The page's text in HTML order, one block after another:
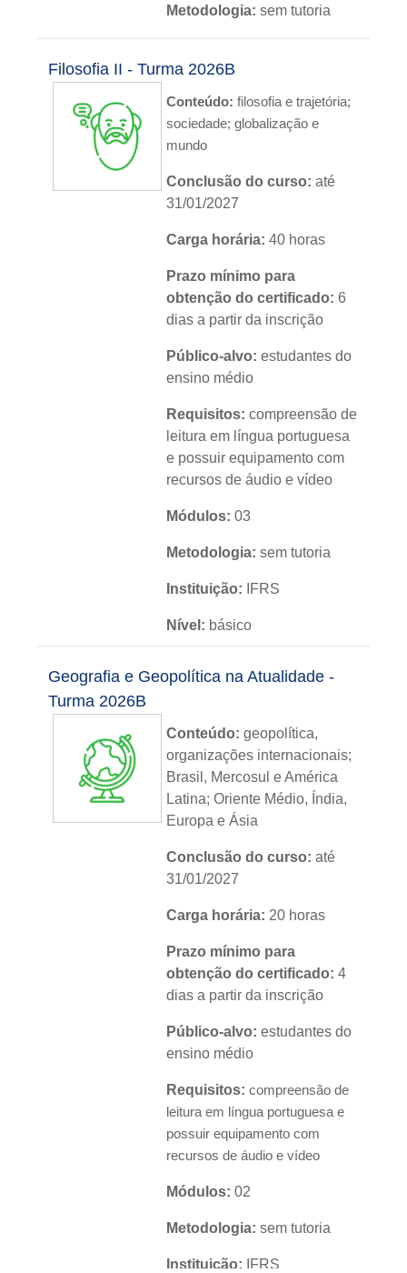
Metodologia: sem tutoria
Idioma:português
Filosofia II - Turma 2026B
Conteúdo:filosofia e trajetória;
sociedade; globalização e
mundo
Conclusão do curso: até
31/01/2027
Carga horária: 40 horas
Prazo mínimo para
obtenção do certificado: 6
dias a partir da inscrição
Público-alvo: estudantes do
ensino médio
Requisitos:compreensão de
leitura em língua portuguesa
e possuir equipamento com
recursos de áudio e vídeo
Módulos: 03
Metodologia: sem tutoria
Instituição: IFRS
Nível: básico
Geografia e Geopolítica na Atualidade -
Turma 2026B
Conteúdo:geopolítica,
organizações internacionais;
Brasil, Mercosul e América
Latina; Oriente Médio, Índia,
Europa e Ásia
Conclusão do curso:até
31/01/2027
Carga horária: 20 horas
Prazo mínimo para
obtenção do certificado:4
dias a partir da inscrição
Público-alvo:estudantes do
ensino médio
Requisitos: compreensão de
leitura em língua portuguesa e
possuir equipamento com
recursos de áudio e vídeo
Módulos: 02
Metodologia:sem tutoria
Instituição: IFRS